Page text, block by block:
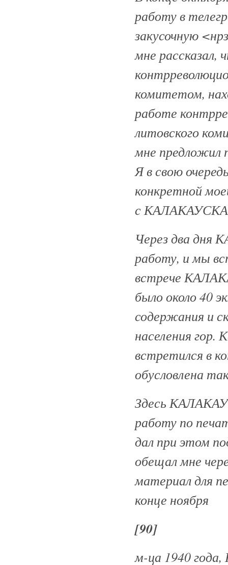
работу в
закусочную
мне
комитетом,
работе
литовского
мне предложил
Я в свою
конкретной
с
Через два дня
работу, и мы
встрече
было около 40
содержания и
населения
встретился в
обусловлена
Здесь
работу по
дал при этом
обещал мне
материал для
конце ноября
[90]
м-ца 1940